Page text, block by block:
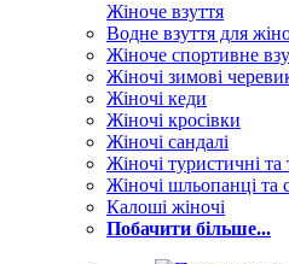
Жіноче взуття
Водне взуття для
Жіноче спортивне
Жіночі зимові
Жіночі кеди
Жіночі кросівки
Жіночі сандалі
Жіночі туристичні та
Жіночі шльопанці та
Калоші жіночі
Побачити більше...